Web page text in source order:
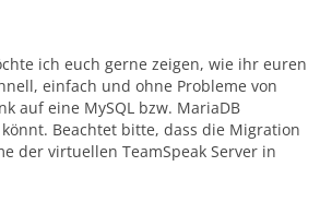
ich euch gerne zeigen, wie ihr euren
einfach und ohne Probleme von
auf eine MySQL bzw. MariaDB
Beachtet bitte, dass die Migration
der virtuellen TeamSpeak Server in